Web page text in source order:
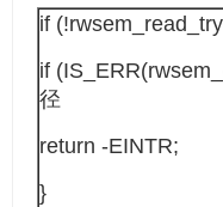
if
if
径
return -EINTR;
}